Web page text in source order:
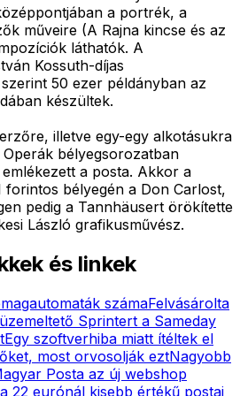
a portrék, a
műveire (A Rajna kincse és az
láthatók. A
Kossuth-díjas
50 ezer példányban az
készültek.
illetve egy-egy alkotásukra
bélyegsorozatban
a posta. Akkor a
forintos bélyegén a Don Carlost,
pedig a Tannhäusert örökítette
László grafikusművész.
és linkek
számaFelvásárolta
Sprintert a Sameday
Egy szoftverhiba miatt ítéltek el
most orvosolják eztNagyobb
Posta az új webshop
22 eurónál kisebb értékű postai